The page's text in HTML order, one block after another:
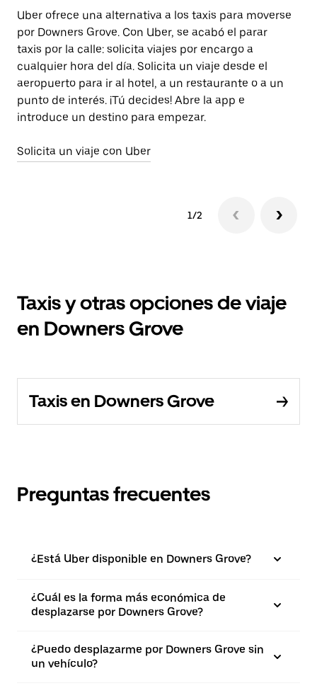
Uber ofrece una alternativa a los taxis para moverse
por Downers Grove. Con Uber, se acabó el parar
taxis por la calle: solicita viajes por encargo a
cualquier hora del día. Solicita un viaje desde el
aeropuerto para ir al hotel, a un restaurante o a un
punto de interés. ¡Tú decides! Abre la app e
introduce un destino para empezar.
Solicita un viaje con Uber
1/2
Taxis y otras opciones de viaje
en Downers Grove
Taxis en Downers Grove
Preguntas frecuentes
¿Está Uber disponible en Downers Grove?
¿Cuál es la forma más económica de
desplazarse por Downers Grove?
¿Puedo desplazarme por Downers Grove sin
un vehículo?